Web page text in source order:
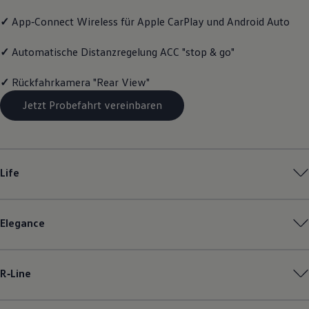
Lifestyle
Familie
Elektromobilität
Pannen- und Unfallhilfe
Volkswagen Kundenbetreuung
✓ App‑Connect Wireless für Apple CarPlay und Android Auto
✓ Automatische Distanzregelung ACC "stop & go"
✓ Rückfahrkamera "Rear View"
Jetzt Probefahrt vereinbaren
Life
Elegance
R‑Line